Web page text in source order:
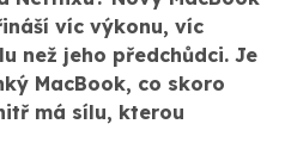
víc výkonu, víc
než jeho předchůdci. Je
MacBook, co skoro
má sílu, kterou